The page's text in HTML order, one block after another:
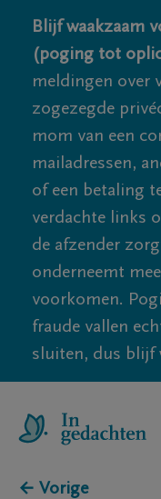
Blijf waakzaam
(poging tot
meldingen over
zogezegde
mom van een
mailadressen,
of een betaling
verdachte links
de afzender
onderneemt
voorkomen.
fraude vallen
sluiten, dus blijf
← Vorige